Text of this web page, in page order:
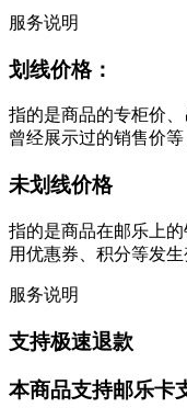
服务说明
划线价格：
指的是商品的专柜价
曾经展示过的销售价
未划线价格
指的是商品在邮乐上
用优惠券、积分等发
服务说明
支持极速退款
本商品支持邮乐卡